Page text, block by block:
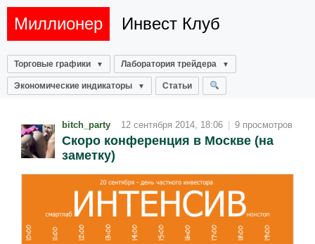
Миллионер Инвест Клуб
Торговые графики Лаборатория трейдера
Экономические индикаторы Статьи
bitch_party 12 сентября 2014, 18:06 9 просмотров
Скоро конференция в Москве (на
заметку)